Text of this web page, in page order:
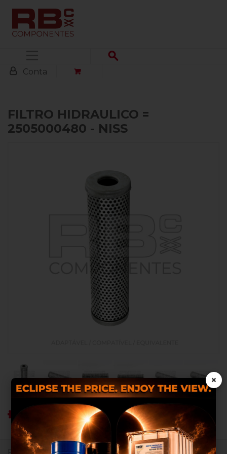
Conta
FILTRO HIDRAULICO =
2505000480 - NISS
Ref RB: RB020125
Registe-se para ver os preços.
Utilizamos cookies próprias e
de terceiros para proporcionar-
lhes uma melhor experiência
×